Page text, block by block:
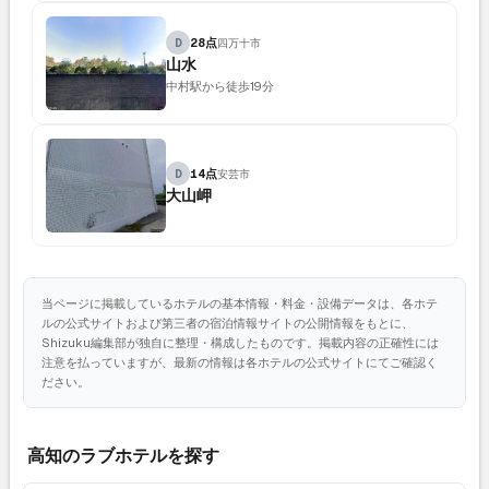
D 28点四万十市
山水
中村駅から徒歩19分
D 14点安芸市
大山岬
当ページに掲載しているホテルの基本情報・料金・設備データは、各ホテ
ルの公式サイトおよび第三者の宿泊情報サイトの公開情報をもとに、
Shizuku編集部が独自に整理・構成したものです。掲載内容の正確性には
注意を払っていますが、最新の情報は各ホテルの公式サイトにてご確認く
ださい。
高知のラブホテルを探す